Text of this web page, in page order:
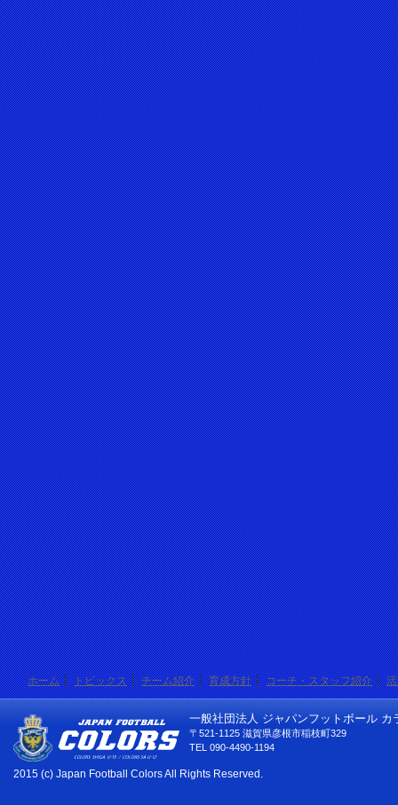
ホーム トピックス チーム紹介 育成方針 コーチ・スタッフ紹介
一般社団法人 ジャパンフットボール カ
〒521-1125 滋賀県彦根市稲枝町329
TEL 090-4490-1194
2015 (c) Japan Football Colors All Rights Reserved.